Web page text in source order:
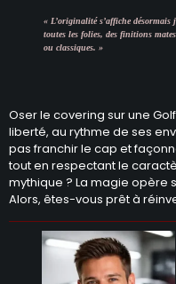
« L’originalité s’affiche
toutes les folies, des finitions
ou classiques. »
Oser le covering sur une
liberté, au rythme de ses
pas franchir le cap et
tout en respectant le
mythique ? La magie opère
Alors, êtes-vous prêt à